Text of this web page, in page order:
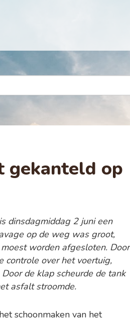
gekanteld op
dinsdagmiddag 2 juni een
op de weg was groot,
worden afgesloten. Door
controle over het voertuig,
de klap scheurde de tank
asfalt stroomde.
schoonmaken van het